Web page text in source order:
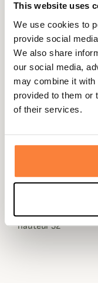
This website uses
We use cookies to
provide social
We also share
our social media,
may combine it with
provided to them or
of their services.
Lebeau-Courally
Voyage en Toile de
ouverture pour un
Longeur 60
hauteur 52